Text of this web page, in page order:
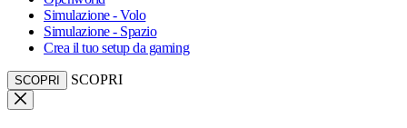
Simulazione - Volo
Simulazione - Spazio
Crea il tuo setup da gaming
SCOPRI SCOPRI